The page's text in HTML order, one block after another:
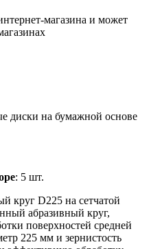
магазина и может
диски на бумажной основе
: 5 шт.
круг D225 на сетчатой
абразивный круг,
поверхностей средней
225 мм и зернистость